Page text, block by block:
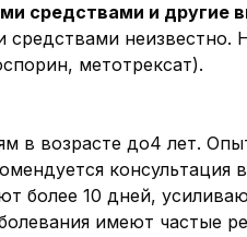
средствами и другие
средствами
метотрексат).
в возрасте до4 лет.
консультация
более 10 дней,
имеют